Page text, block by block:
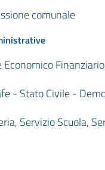
comunale
Economico Finanziario
- Stato Civile -
Servizio Scuola,